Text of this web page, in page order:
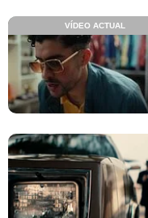
VÍDEO ACTUAL